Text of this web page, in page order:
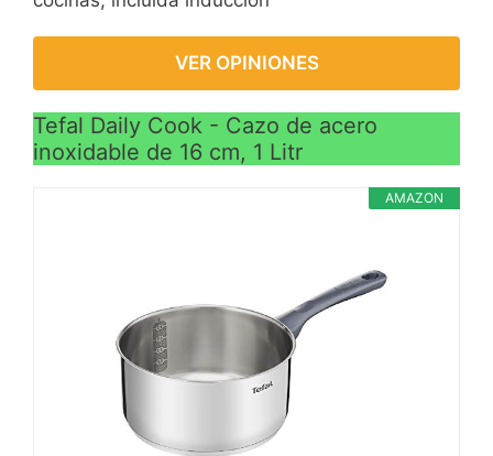
VER OPINIONES
Tefal Daily Cook - Cazo de acero
inoxidable de 16 cm, 1 Litr
AMAZON